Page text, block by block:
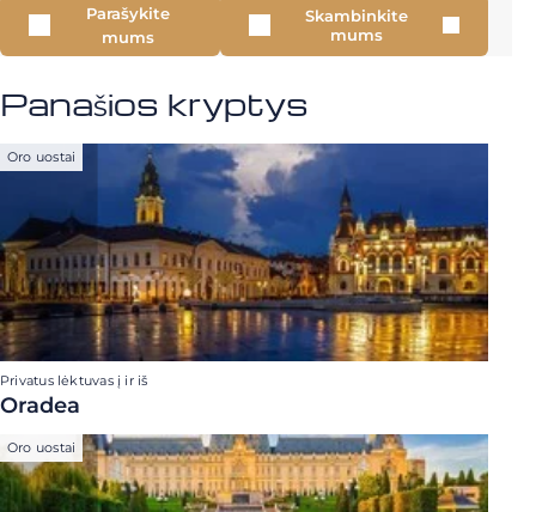
Parašykite
mums
Skambinkite
mums
Panašios kryptys
Oro uostai
Privatus lėktuvas į ir iš
Oradea
Oro uostai